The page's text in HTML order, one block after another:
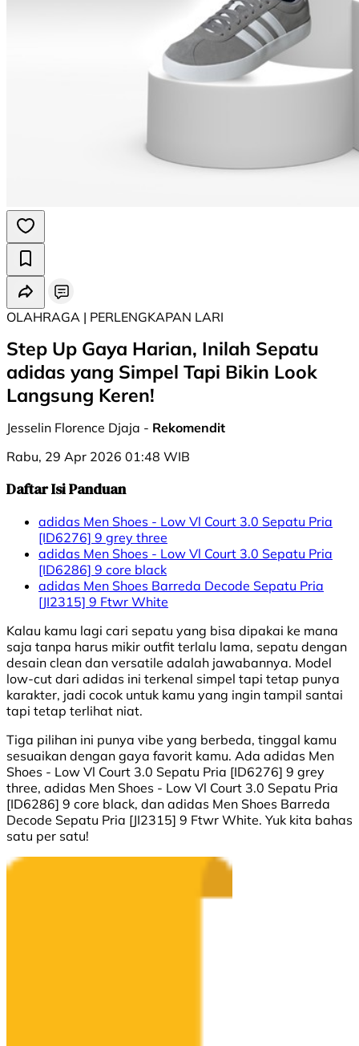
OLAHRAGA | PERLENGKAPAN LARI
Step Up Gaya Harian, Inilah Sepatu
adidas yang Simpel Tapi Bikin Look
Langsung Keren!
Jesselin Florence Djaja - Rekomendit
Rabu, 29 Apr 2026 01:48 WIB
Daftar Isi Panduan
adidas Men Shoes - Low Vl Court 3.0 Sepatu Pria
[ID6276] 9 grey three
adidas Men Shoes - Low Vl Court 3.0 Sepatu Pria
[ID6286] 9 core black
adidas Men Shoes Barreda Decode Sepatu Pria
[JI2315] 9 Ftwr White
Kalau kamu lagi cari sepatu yang bisa dipakai ke mana
saja tanpa harus mikir outfit terlalu lama, sepatu dengan
desain clean dan versatile adalah jawabannya. Model
low-cut dari adidas ini terkenal simpel tapi tetap punya
karakter, jadi cocok untuk kamu yang ingin tampil santai
tapi tetap terlihat niat.
Tiga pilihan ini punya vibe yang berbeda, tinggal kamu
sesuaikan dengan gaya favorit kamu. Ada adidas Men
Shoes - Low Vl Court 3.0 Sepatu Pria [ID6276] 9 grey
three, adidas Men Shoes - Low Vl Court 3.0 Sepatu Pria
[ID6286] 9 core black, dan adidas Men Shoes Barreda
Decode Sepatu Pria [JI2315] 9 Ftwr White. Yuk kita bahas
satu per satu!